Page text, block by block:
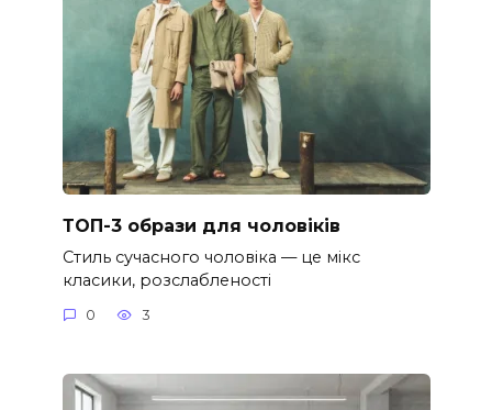
ТОП-3 образи для чоловіків
Стиль сучасного чоловіка — це мікс
класики, розслабленості
0 3